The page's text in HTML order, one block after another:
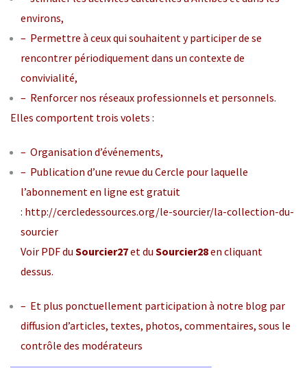
environs,
– Permettre à ceux qui souhaitent y participer de se
rencontrer périodiquement dans un contexte de
convivialité,
– Renforcer nos réseaux professionnels et personnels.
Elles comportent trois volets :
– Organisation d’événements,
– Publication d’une revue du Cercle pour laquelle
l’abonnement en ligne est gratuit
: http://cercledessources.org/le-sourcier/la-collection-du-
sourcier
Voir PDF du Sourcier27et du Sourcier28en cliquant
dessus.
– Et plus ponctuellement participation à notre blog par
diffusion d’articles, textes, photos, commentaires, sous le
contrôle des modérateurs